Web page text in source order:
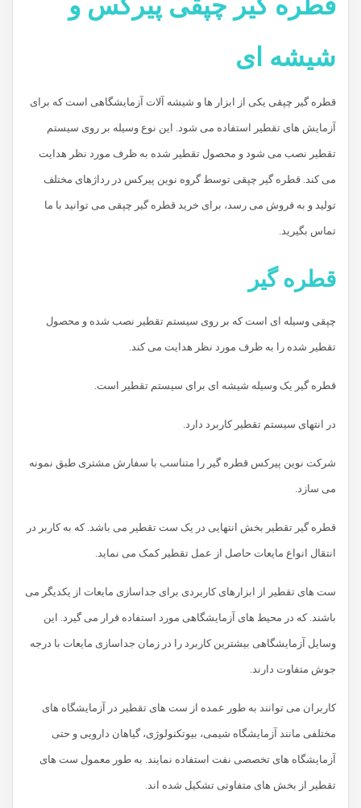
شیشه ای
قطره گیر چپقی یکی از ابزار ها و شیشه آلات آزمایشگاهی است که برای
آزمایش های تقطیر استفاده می شود. این نوع وسیله بر روی سیستم
تقطیر نصب می شود و محصول تقطیر شده به ظرف مورد نظر هدایت
می کند. قطره گیر چپقی توسط گروه نوین پیرکس در رداژهای مختلف
تولید و به فروش می رسد، برای خرید قطره گیر چپقی می توانید با ما
تماس بگیرید.
قطره گیر
چپقی وسیله ای است که بر روی سیستم تقطیر نصب شده و محصول
تقطیر شده را به ظرف مورد نظر هدایت می کند.
قطره گیر یک وسیله شیشه ای برای سیستم تقطیر است.
در انتهای سیستم تقطیر کاربرد دارد.
شرکت نوین پیرکس قطره گیر را متناسب با سفارش مشتری طبق نمونه
می سازد.
قطره گیر تقطیر بخش انتهایی در یک ست تقطیر می باشد. که به کاربر در
انتقال انواع مایعات حاصل از عمل تقطیر کمک می نماید.
ست های تقطیر از ابزارهای کاربردی برای جداسازی مایعات از یکدیگر می
باشند. که در محیط های آزمایشگاهی مورد استفاده قرار می گیرد. این
وسایل آزمایشگاهی بیشترین کاربرد را در زمان جداسازی مایعات با درجه
جوش متفاوت دارند.
کاربران می توانند به طور عمده از ست های تقطیر در آزمایشگاه های
مختلفی مانند آزمایشگاه شیمی، بیوتکنولوژی، گیاهان دارویی و حتی
آزمایشگاه های تخصصی نفت استفاده نمایند. به طور معمول ست های
تقطیر از بخش های متفاوتی تشکیل شده اند.